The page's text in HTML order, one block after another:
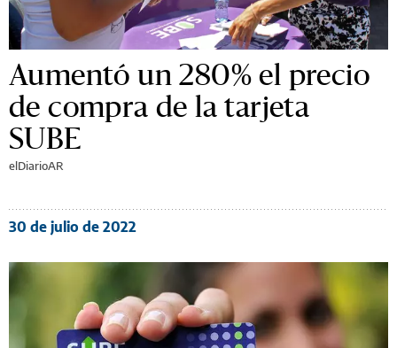
Aumentó un 280% el precio
de compra de la tarjeta
SUBE
elDiarioAR
30 de julio de 2022